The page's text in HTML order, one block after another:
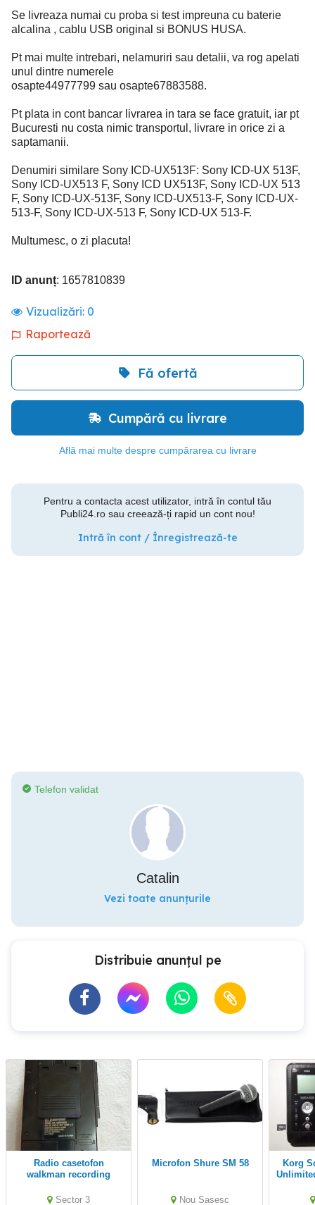
Se livreaza numai cu proba si test impreuna cu baterie
alcalina , cablu USB original si BONUS HUSA.
Pt mai multe intrebari, nelamuriri sau detalii, va rog apelati
unul dintre numerele
osapte44977799 sau osapte67883588.
Pt plata in cont bancar livrarea in tara se face gratuit, iar pt
Bucuresti nu costa nimic transportul, livrare in orice zi a
saptamanii.
Denumiri similare Sony ICD-UX513F: Sony ICD-UX 513F,
Sony ICD-UX513 F, Sony ICD UX513F, Sony ICD-UX 513
F, Sony ICD-UX-513F, Sony ICD-UX513-F, Sony ICD-UX-
513-F, Sony ICD-UX-513 F, Sony ICD-UX 513-F.
Multumesc, o zi placuta!
ID anunț: 1657810839
Vizualizări: 0
Raportează
Fă ofertă
Cumpără cu livrare
Află mai multe despre cumpărarea cu livrare
Pentru a contacta acest utilizator, intră în contul tău
Publi24.ro sau creează-ți rapid un cont nou!
Intră în cont / Înregistrează-te
Telefon validat
Catalin
Vezi toate anunțurile
Distribuie anunțul pe
radio casetofon
walkman recording
Sector 3
Microfon Shure SM 58
Nou Sasesc
Korg Sound on Sound